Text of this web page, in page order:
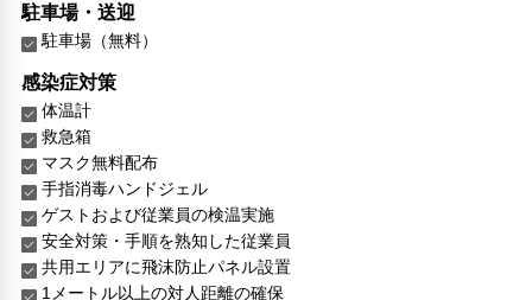
駐車場・送迎
駐車場（無料）
感染症対策
体温計
救急箱
マスク無料配布
手指消毒ハンドジェル
ゲストおよび従業員の検温実施
安全対策・手順を熟知した従業員
共用エリアに飛沫防止パネル設置
1メートル以上の対人距離の確保